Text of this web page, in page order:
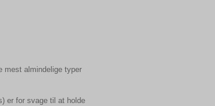
mest almindelige typer
er for svage til at holde